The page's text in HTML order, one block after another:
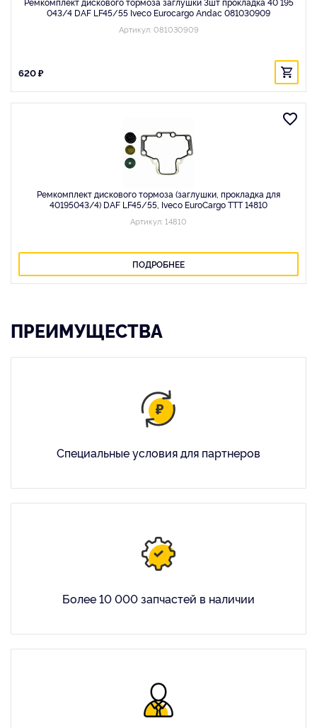
043/4 DAF LF45/55 Iveco Eurocargo Andac 081030909
Артикул: 081030909
620 ₽
Ремкомплект диcкового тормоза (заглушки, прокладка для
40195043/4) DAF LF45/55, Iveco EuroCargo TTT 14810
Артикул: 14810
ПОДРОБНЕЕ
ПРЕИМУЩЕСТВА
Специальные условия для партнеров
Более 10 000 запчастей в наличии